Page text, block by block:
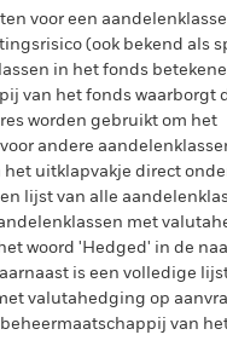
voor een
(ook bekend als
in het fonds
van het fonds waarborgt
worden gebruikt om het
andere
uitklapvakje direct
lijst van alle
met
woord 'Hedged' in de
is een volledige
valutahedging op
van